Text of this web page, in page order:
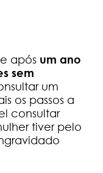
após um ano
sem
um
os passos a
consultar
tiver pelo